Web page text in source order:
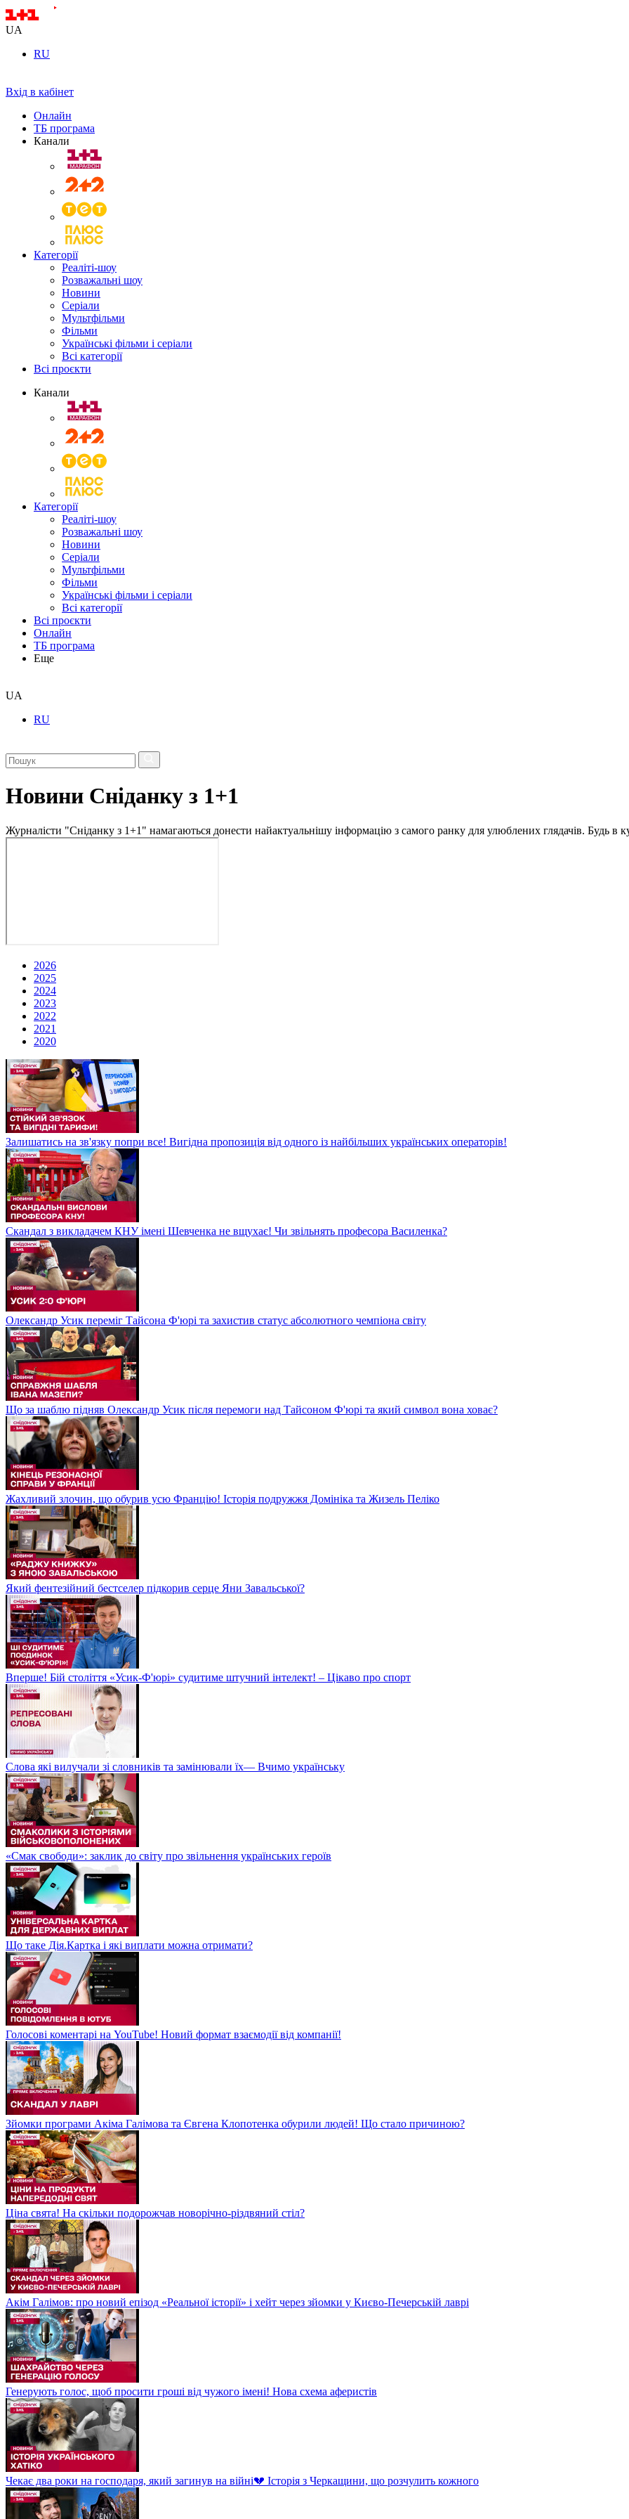
UA
RU
Вхід в кабінет
Онлайн
ТБ програма
Канали
Категорії
Реаліті-шоу
Розважальні шоу
Новини
Серіали
Мультфільми
Фільми
Українські фільми і серіали
Всі категорії
Всі проєкти
Канали
Категорії
Реаліті-шоу
Розважальні шоу
Новини
Серіали
Мультфільми
Фільми
Українські фільми і серіали
Всі категорії
Всі проєкти
Онлайн
ТБ програма
Еще
UA
RU
Новини Сніданку з 1+1
Журналісти "Сніданку з 1+1" намагаються донести найактуальнішу інформацію з самого ранку для улюблених глядачів. Будь в
2026
2025
2024
2023
2022
2021
2020
Залишатись на зв'язку попри все! Вигідна пропозиція від одного із найбільших українських операторів!
Скандал з викладачем КНУ імені Шевченка не вщухає! Чи звільнять професора Василенка?
Олександр Усик переміг Тайсона Ф'юрі та захистив статус абсолютного чемпіона світу
Що за шаблю підняв Олександр Усик після перемоги над Тайсоном Ф'юрі та який символ вона ховає?
Жахливий злочин, що обурив усю Францію! Історія подружжя Домініка та Жизель Пеліко
Який фентезійний бестселер підкорив серце Яни Завальської?
Вперше! Бій століття «Усик-Ф'юрі» судитиме штучний інтелект! – Цікаво про спорт
Слова які вилучали зі словників та замінювали їх— Вчимо українську
«Смак свободи»: заклик до світу про звільнення українських героїв
Що таке Дія.Картка і які виплати можна отримати?
Голосові коментарі на YouTube! Новий формат взаємодії від компанії!
Зйомки програми Акіма Галімова та Євгена Клопотенка обурили людей! Що стало причиною?
Ціна свята! На скільки подорожчав новорічно-різдвяний стіл?
Акім Галімов: про новий епізод «Реальної історії» і хейт через зйомки у Києво-Печерській лаврі
Генерують голос, щоб просити гроші від чужого імені! Нова схема аферистів
Чекає два роки на господаря, який загинув на війні💔 Історія з Черкащини, що розчулить кожного